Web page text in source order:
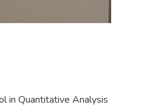
in Quantitative Analysis